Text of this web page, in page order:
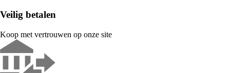
Veilig betalen
Koop met vertrouwen op onze site